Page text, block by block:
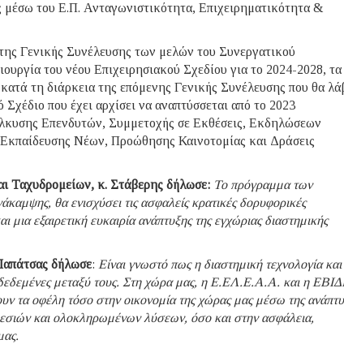
του Ε.Π. Ανταγωνιστικότητα, Επιχειρηματικότητα &
Γενικής Συνέλευσης των μελών του Συνεργατικού
του νέου Επιχειρησιακού Σχεδίου για το 2024-2028, τα
τη διάρκεια της επόμενης Γενικής Συνέλευσης που θα
που έχει αρχίσει να αναπτύσσεται από το 2023
Επενδυτών, Συμμετοχής σε Εκθέσεις, Εκδηλώσεων
Νέων, Προώθησης Καινοτομίας και Δράσεις
Ταχυδρομείων, κ. Στάβερης δήλωσε: Το πρόγραμμα των
θα ενισχύσει τις ασφαλείς κρατικές δορυφορικές
μια εξαιρετική ευκαιρία ανάπτυξης της εγχώριας διαστημικής
δήλωσε: Είναι γνωστό πως η διαστημική τεχνολογία
μεταξύ τους. Στη χώρα μας, η Ε.ΕΛ.Ε.Α.Α. και η
τα οφέλη τόσο στην οικονομία της χώρας μας μέσω της
και ολοκληρωμένων λύσεων, όσο και στην ασφάλεια,